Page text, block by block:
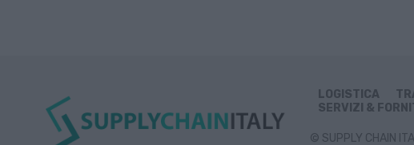
LOGISTICA
SERVIZI &
© SUPPLY CHAIN